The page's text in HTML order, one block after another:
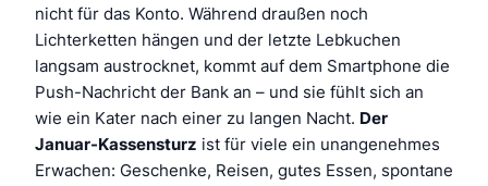
nicht für das Konto. Während draußen noch
Lichterketten hängen und der letzte Lebkuchen
langsam austrocknet, kommt auf dem Smartphone die
Push-Nachricht der Bank an – und sie fühlt sich an
wie ein Kater nach einer zu langen Nacht. Der
Januar-Kassensturz ist für viele ein unangenehmes
Erwachen: Geschenke, Reisen, gutes Essen, spontane